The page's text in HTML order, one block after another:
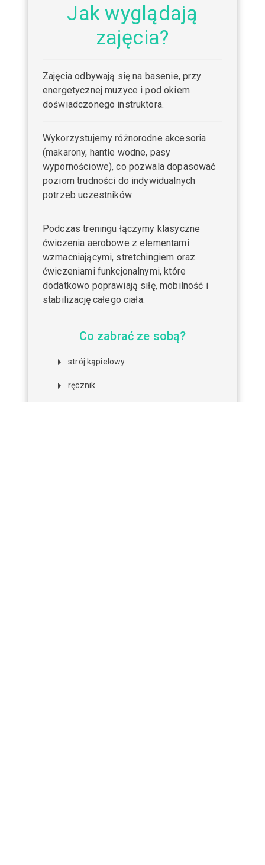
Jak wyglądają
zajęcia?
Zajęcia odbywają się na basenie, przy
energetycznej muzyce i pod okiem
doświadczonego instruktora.
Wykorzystujemy różnorodne akcesoria
(makarony, hantle wodne, pasy
wypornościowe), co pozwala dopasować
poziom trudności do indywidualnych
potrzeb uczestników.
Podczas treningu łączymy klasyczne
ćwiczenia aerobowe z elementami
wzmacniającymi, stretchingiem oraz
ćwiczeniami funkcjonalnymi, które
dodatkowo poprawiają siłę, mobilność i
stabilizację całego ciała.
Co zabrać ze sobą?
strój kąpielowy
ręcznik